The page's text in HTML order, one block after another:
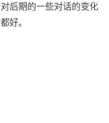
后期的一些对话的变化
好。